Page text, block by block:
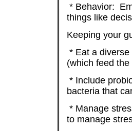
* Behavior:
things like
Keeping your
* Eat a
(which feed
* Include
bacteria that
* Manage
to manage